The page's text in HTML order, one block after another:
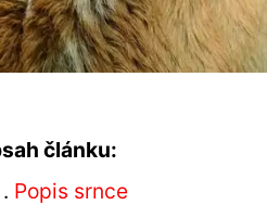
článku:
Popis srnce